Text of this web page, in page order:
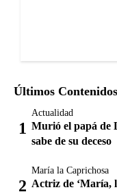
Últimos Contenidos
Actualidad
Murió el papá de
sabe de su deceso
María la Caprichosa
Actriz de ‘María,